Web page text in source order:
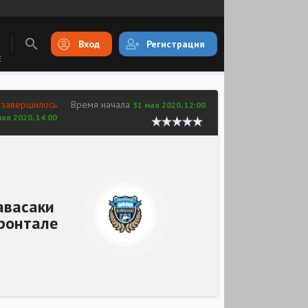
Вход Регистрация
Время начала 31 мая 2020, 12:00
2020, 14:00